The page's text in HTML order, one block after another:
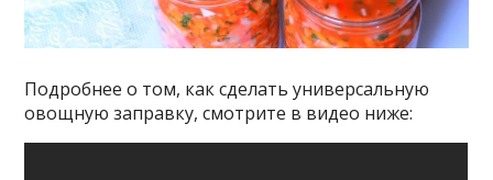
Подробнее о том, как сделать универсальную
овощную заправку, смотрите в видео ниже: